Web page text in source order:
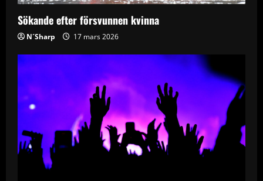
o
n
Sökande efter försvunnen kvinna
N´Sharp 17 mars 2026